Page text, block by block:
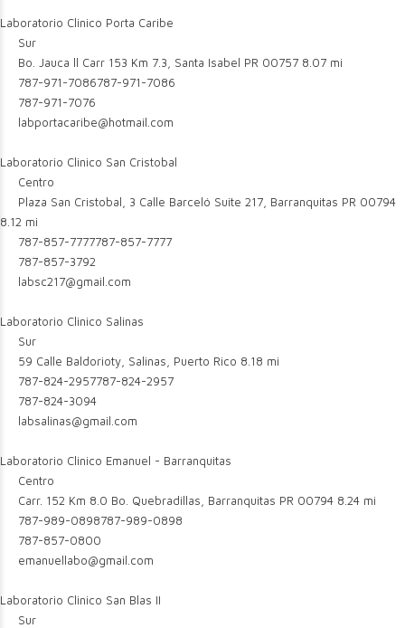
Laboratorio Clinico Porta Caribe
Sur
Bo. Jauca ll Carr 153 Km 7.3, Santa Isabel PR 00757 8.07 mi
787-971-7086787-971-7086
787-971-7076
labportacaribe@hotmail.com
Laboratorio Clinico San Cristobal
Centro
Plaza San Cristobal, 3 Calle Barceló Suite 217, Barranquitas PR 00794
8.12 mi
787-857-7777787-857-7777
787-857-3792
labsc217@gmail.com
Laboratorio Clinico Salinas
Sur
59 Calle Baldorioty, Salinas, Puerto Rico 8.18 mi
787-824-2957787-824-2957
787-824-3094
labsalinas@gmail.com
Laboratorio Clinico Emanuel - Barranquitas
Centro
Carr. 152 Km 8.0 Bo. Quebradillas, Barranquitas PR 00794 8.24 mi
787-989-0898787-989-0898
787-857-0800
emanuellabo@gmail.com
Laboratorio Clinico San Blas II
Sur